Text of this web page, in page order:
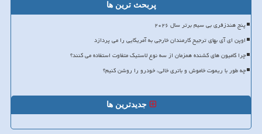
پربحث ترین ها
پنج هندزفری بی سیم برتر سال ۲۰۲۶
اوپن ای آی بهای ترجیح کارمندان خارجی به آمریکایی را می پردازد
چرا کامیون های کشنده همزمان از سه نوع لاستیک متفاوت استفاده می کنند؟
چه طور با ریموت خاموش و باتری خالی، خودرو را روشن کنیم؟
جدیدترین ها